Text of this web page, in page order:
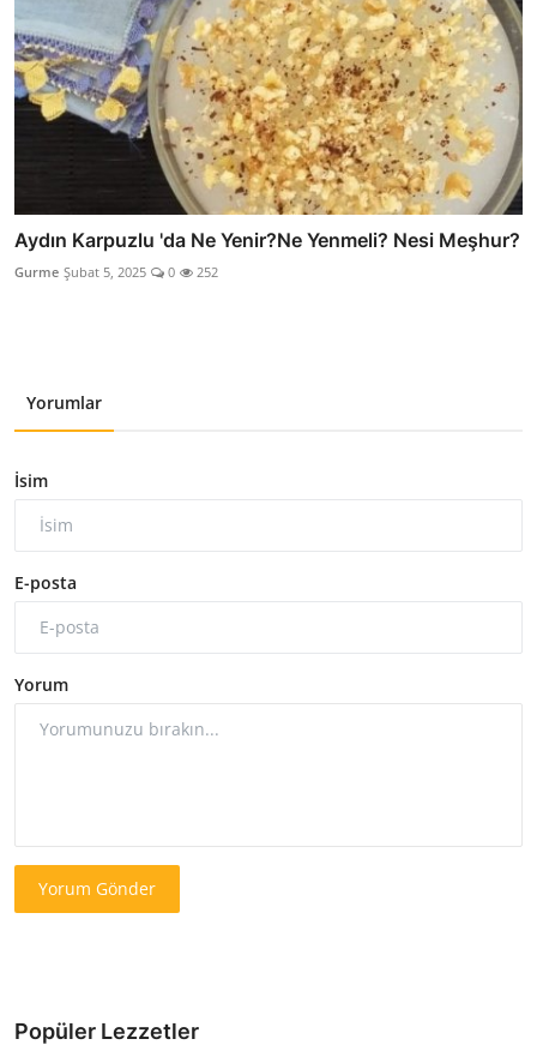
Aydın Karpuzlu 'da Ne Yenir?Ne Yenmeli? Nesi Meşhur?
Gurme Şubat 5, 2025 0 252
Yorumlar
İsim
E-posta
Yorum
Yorum Gönder
Popüler Lezzetler